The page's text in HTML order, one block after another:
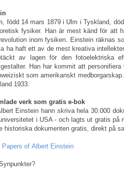
född 14 mars 1879 i Ulm i Tyskland,
fysiker. Han är mest känd för att
inom fysiken. Einstein räknas
ha haft ett av de mest kreativa
av lagen för den fotoelektriska
Han har kommit att
som amerikanskt
1933.
verk som gratis e-bok
Einstein hann skriva hela 30.000
i USA - och lagts ut gratis på
historiska dokumenten gratis, direkt på
Papers of Albert Einstein